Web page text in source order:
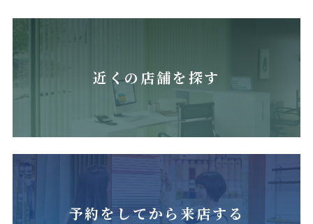
近くの店舗を探す
予約をしてから来店する